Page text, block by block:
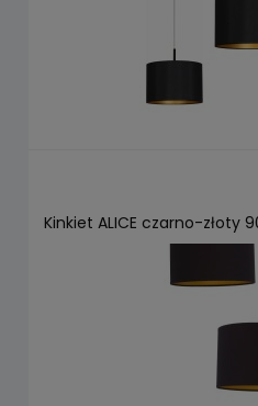
Kinkiet ALICE czarno-złoty